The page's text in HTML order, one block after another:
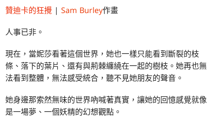
贊迪卡的狂攪 |Sam Burley作畫
人事已非。
現在，當妮莎看著這個世界，她也一樣只能看到斷裂的枝
條、落下的葉片、還有與荊棘纏繞在一起的樹枝。她再也無
法看到整體，無法感受統合，聽不見她朋友的聲音。
她身邊那索然無味的世界吶喊著真實，讓她的回憶感覺就像
是一場夢、一個妖精的幻想觀點。